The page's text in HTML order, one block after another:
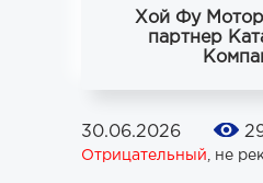
Хой Фу
партнер
30.06.2026
Отрицательный не